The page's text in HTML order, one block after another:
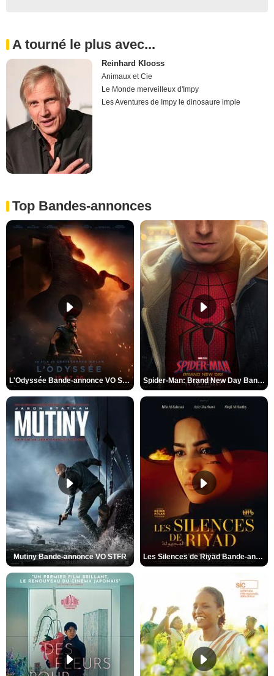
A tourné le plus avec...
Reinhard Klooss
Animaux et Cie
Le Monde merveilleux d'Impy
Les Aventures de Impy le dinosaure impie
Top Bandes-annonces
L'Odyssée Bande-annonce VO STFR Spider-Man: Brand New Day Bande-annonce VO STFR
Mutiny Bande-annonce VO STFR Les Silences de Riyad Bande-annonce VO STFR